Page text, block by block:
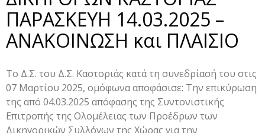
ΠΑΡΑΣΚΕΥΗ 14.03.2025 –
ΑΝΑΚΟΙΝΩΣΗ και ΠΛΑΙΣΙΟ
Το Δ.Σ. του Δ.Σ. Καστοριάς κατά τη συνεδρίασή του στις
07 Μαρτίου 2025, ομόφωνα αποφάσισε: Την επικύρωση
της από 04.03.2025 απόφασης της Συντονιστικής
Επιτροπής της Ολομέλειας των Προέδρων των
Δικηγορικών Συλλόγων της Χώρας για την